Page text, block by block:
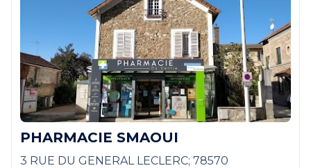
PHARMACIE SMAOUI
3 RUE DU GENERAL LECLERC; 78570